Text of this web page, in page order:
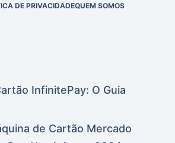
DE PRIVACIDADEQUEM SOMOS
InfinitePay: O Guia
de Cartão Mercado